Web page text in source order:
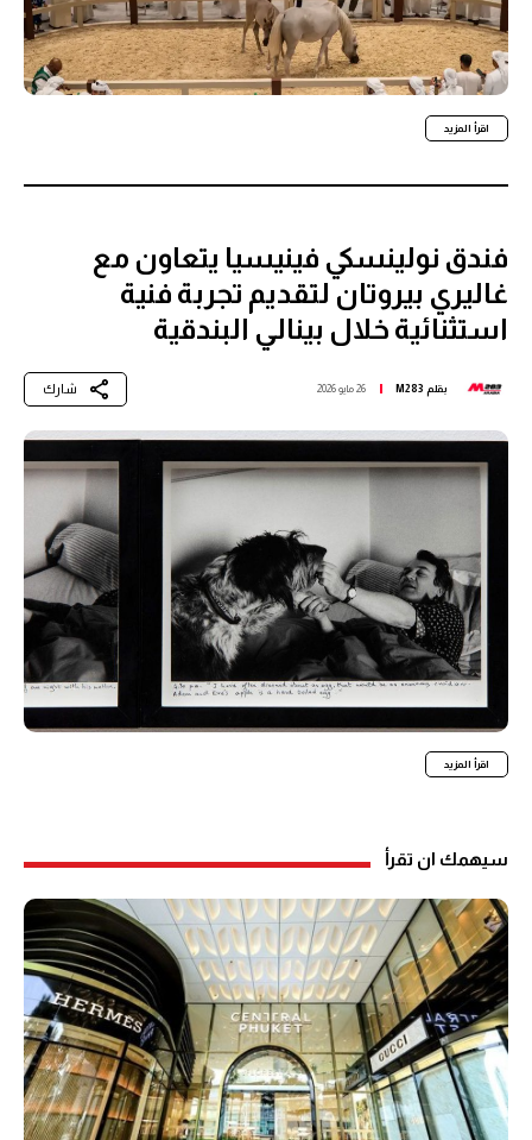
اقرأ المزيد
فندق نولينسكي فينيسيا يتعاون مع
غاليري بيروتان لتقديم تجربة فنية
استثنائية خلال بينالي البندقية
بقلم M283 26 مايو 2026 شارك
اقرأ المزيد
سيهمك ان تقرأ